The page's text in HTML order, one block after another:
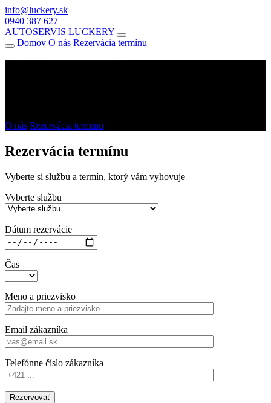
info@luckery.sk
0940 387 627
AUTOSERVIS LUCKERY
Domov O nás Rezervácia termínu
O nás Rezervácia terminu
Rezervácia termínu
Vyberte si službu a termín, ktorý vám vyhovuje
Vyberte službu
Dátum rezervácie
Čas
Meno a priezvisko
Email zákazníka
Telefónne číslo zákazníka